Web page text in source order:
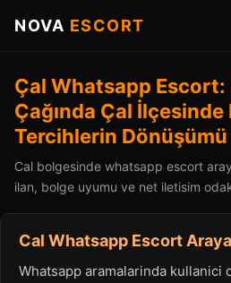
NOVA ESCORT
Çal Whatsapp
Çağında Çal İlçesinde
Tercihlerin Dönüşümü
Cal bolgesinde whatsapp escort
ilan, bolge uyumu ve net iletisim
Cal Whatsapp Escort
Whatsapp aramalarinda kullanici